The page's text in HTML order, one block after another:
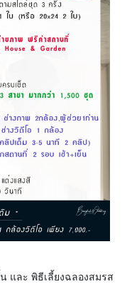
และ พิธีเลี้ยงฉลองสมรส